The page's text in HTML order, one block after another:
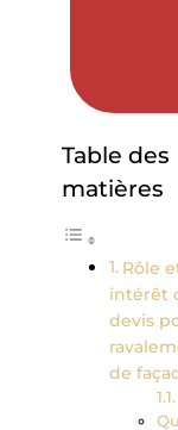
Table des
matières
Rôle
intérêt
devis
de